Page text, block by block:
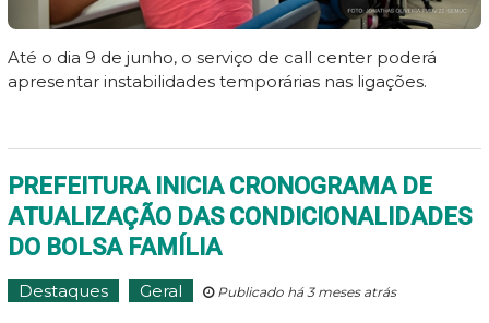
Até o dia 9 de junho, o serviço de call center poderá
apresentar instabilidades temporárias nas ligações.
PREFEITURA INICIA CRONOGRAMA DE
ATUALIZAÇÃO DAS CONDICIONALIDADES
DO BOLSA FAMÍLIA
Destaques Geral Publicado há 3 meses atrás